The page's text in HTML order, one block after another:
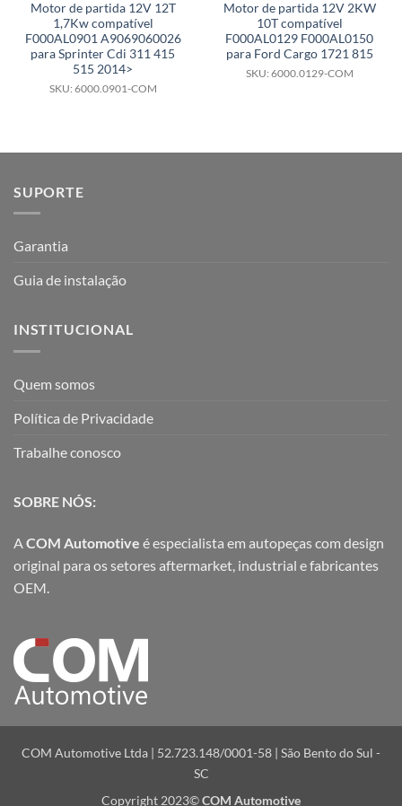
Motor de partida 12V 12T
1,7Kw compatível
F000AL0901 A9069060026
para Sprinter Cdi 311 415
515 2014>
SKU: 6000.0901-COM
Motor de partida 12V 2KW
10T compatível
F000AL0129 F000AL0150
para Ford Cargo 1721 815
SKU: 6000.0129-COM
SUPORTE
Garantia
Guia de instalação
INSTITUCIONAL
Quem somos
Política de Privacidade
Trabalhe conosco
SOBRE NÓS:
A COM Automotive é especialista em autopeças com design
original para os setores aftermarket, industrial e fabricantes
OEM.
COM Automotive Ltda | 52.723.148/0001-58 | São Bento do Sul -
SC
Copyright 2023©COM Automotive